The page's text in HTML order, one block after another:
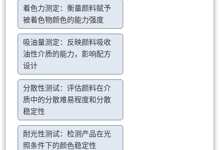
着色力测定：衡量颜料赋予
被着色物颜色的能力强度
吸油量测定：反映颜料吸收
油性介质的能力，影响配方
设计
分散性测试：评估颜料在介
质中的分散难易程度和分散
稳定性
耐光性测试：检测产品在光
照条件下的颜色稳定性